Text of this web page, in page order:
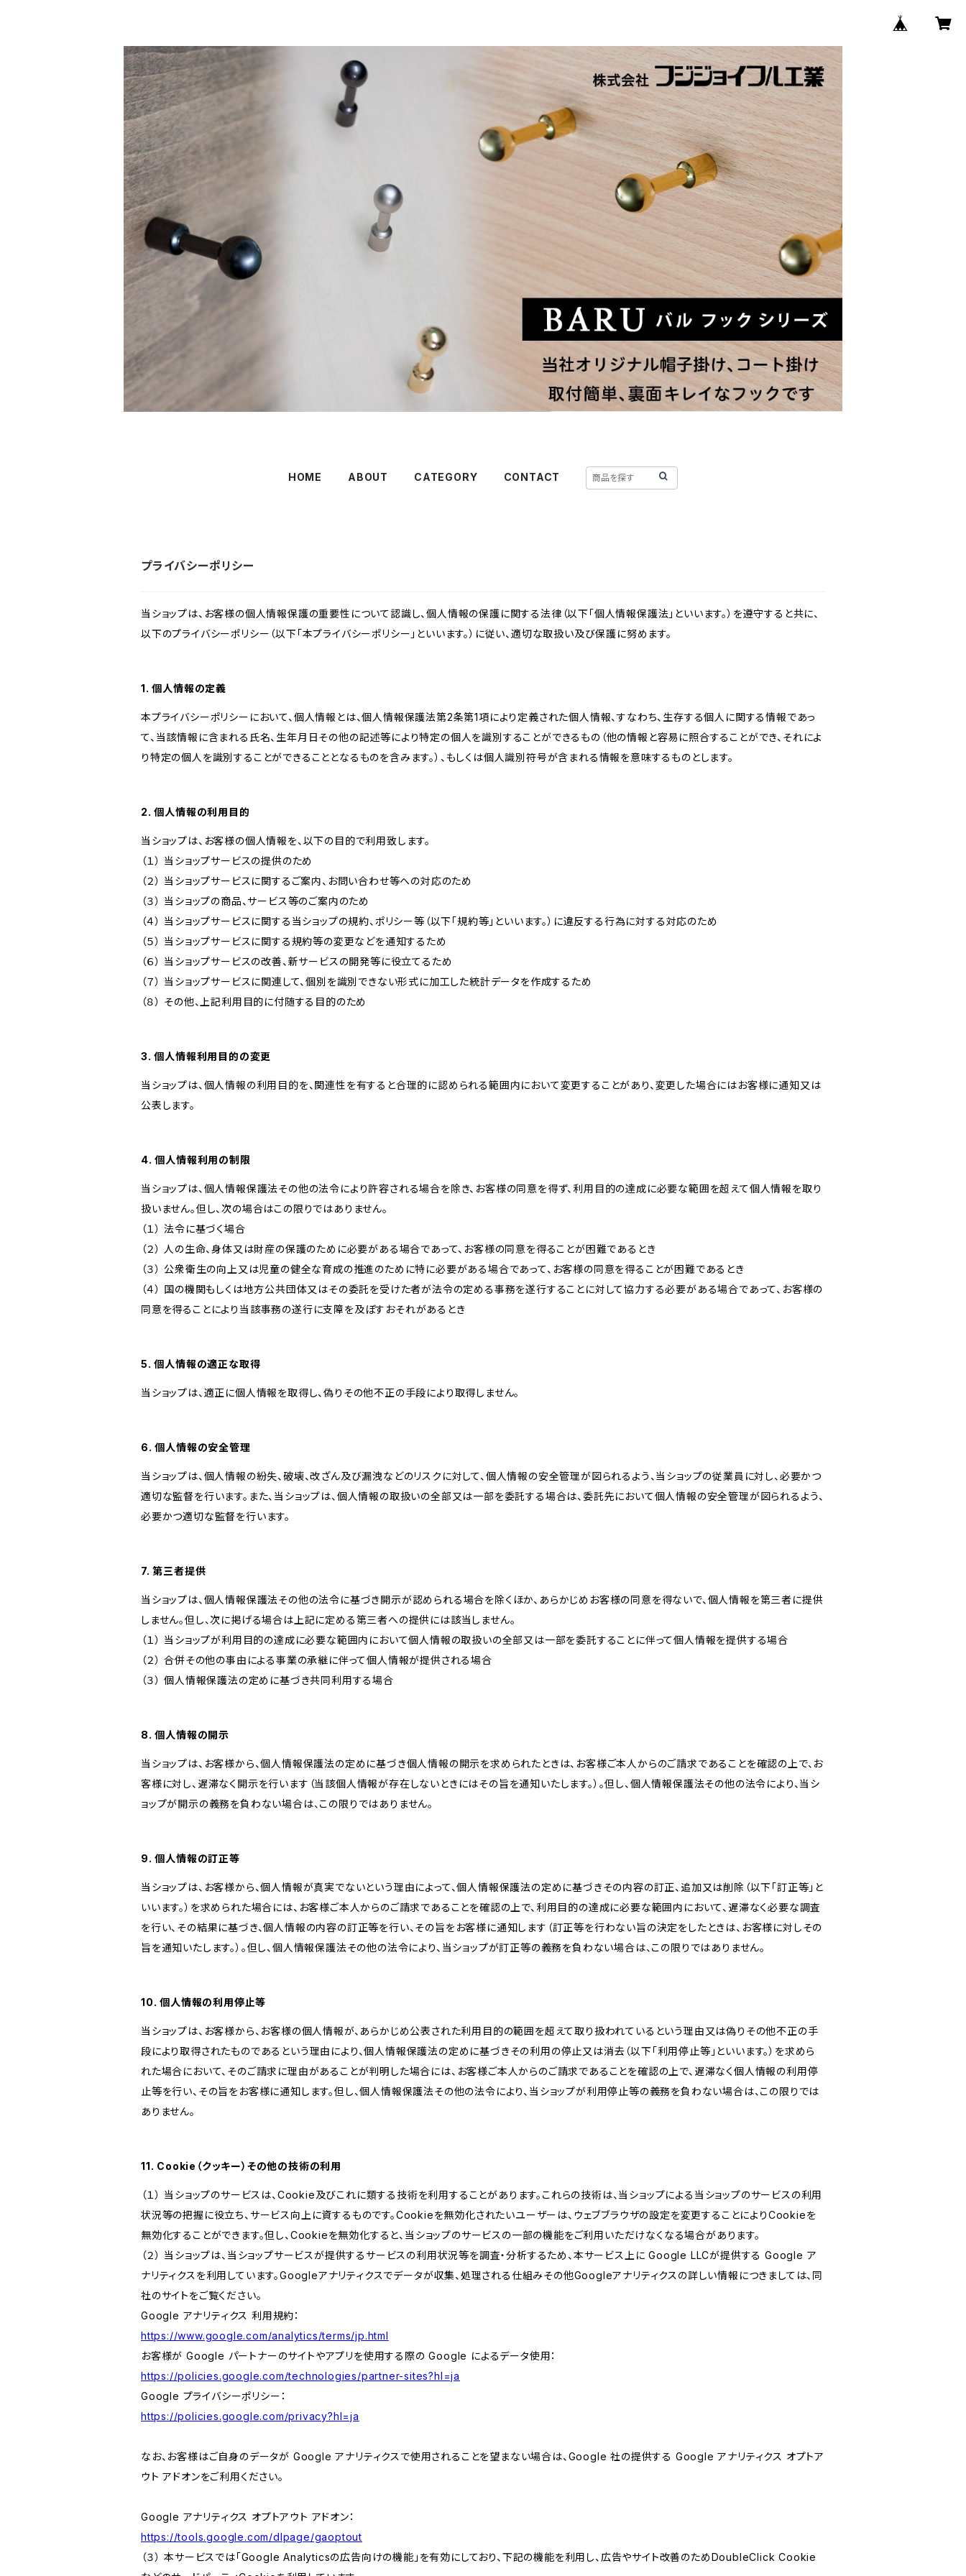
HOME ABOUT CATEGORY CONTACT
プライバシーポリシー
当ショップは、お客様の個人情報保護の重要性について認識し、個人情報の保護に関する法律（以下「個人情報保護法」といいます。）を遵守すると共に、
以下のプライバシーポリシー（以下「本プライバシーポリシー」といいます。）に従い、適切な取扱い及び保護に努めます。
1. 個人情報の定義
本プライバシーポリシーにおいて、個人情報とは、個人情報保護法第2条第1項により定義された個人情報、すなわち、生存する個人に関する情報であっ
て、当該情報に含まれる氏名、生年月日その他の記述等により特定の個人を識別することができるもの（他の情報と容易に照合することができ、それによ
り特定の個人を識別することができることとなるものを含みます。）、もしくは個人識別符号が含まれる情報を意味するものとします。
2. 個人情報の利用目的
当ショップは、お客様の個人情報を、以下の目的で利用致します。
（１） 当ショップサービスの提供のため
（２） 当ショップサービスに関するご案内、お問い合わせ等への対応のため
（３） 当ショップの商品、サービス等のご案内のため
（４） 当ショップサービスに関する当ショップの規約、ポリシー等（以下「規約等」といいます。）に違反する行為に対する対応のため
（５） 当ショップサービスに関する規約等の変更などを通知するため
（６） 当ショップサービスの改善、新サービスの開発等に役立てるため
（７） 当ショップサービスに関連して、個別を識別できない形式に加工した統計データを作成するため
（８） その他、上記利用目的に付随する目的のため
3. 個人情報利用目的の変更
当ショップは、個人情報の利用目的を、関連性を有すると合理的に認められる範囲内において変更することがあり、変更した場合にはお客様に通知又は
公表します。
4. 個人情報利用の制限
当ショップは、個人情報保護法その他の法令により許容される場合を除き、お客様の同意を得ず、利用目的の達成に必要な範囲を超えて個人情報を取り
扱いません。但し、次の場合はこの限りではありません。
（１） 法令に基づく場合
（２） 人の生命、身体又は財産の保護のために必要がある場合であって、お客様の同意を得ることが困難であるとき
（３） 公衆衛生の向上又は児童の健全な育成の推進のために特に必要がある場合であって、お客様の同意を得ることが困難であるとき
（４） 国の機関もしくは地方公共団体又はその委託を受けた者が法令の定める事務を遂行することに対して協力する必要がある場合であって、お客様の
同意を得ることにより当該事務の遂行に支障を及ぼすおそれがあるとき
5. 個人情報の適正な取得
当ショップは、適正に個人情報を取得し、偽りその他不正の手段により取得しません。
6. 個人情報の安全管理
当ショップは、個人情報の紛失、破壊、改ざん及び漏洩などのリスクに対して、個人情報の安全管理が図られるよう、当ショップの従業員に対し、必要かつ
適切な監督を行います。また、当ショップは、個人情報の取扱いの全部又は一部を委託する場合は、委託先において個人情報の安全管理が図られるよう、
必要かつ適切な監督を行います。
7. 第三者提供
当ショップは、個人情報保護法その他の法令に基づき開示が認められる場合を除くほか、あらかじめお客様の同意を得ないで、個人情報を第三者に提供
しません。但し、次に掲げる場合は上記に定める第三者への提供には該当しません。
（１） 当ショップが利用目的の達成に必要な範囲内において個人情報の取扱いの全部又は一部を委託することに伴って個人情報を提供する場合
（２） 合併その他の事由による事業の承継に伴って個人情報が提供される場合
（３） 個人情報保護法の定めに基づき共同利用する場合
8. 個人情報の開示
当ショップは、お客様から、個人情報保護法の定めに基づき個人情報の開示を求められたときは、お客様ご本人からのご請求であることを確認の上で、お
客様に対し、遅滞なく開示を行います（当該個人情報が存在しないときにはその旨を通知いたします。）。但し、個人情報保護法その他の法令により、当シ
ョップが開示の義務を負わない場合は、この限りではありません。
9. 個人情報の訂正等
当ショップは、お客様から、個人情報が真実でないという理由によって、個人情報保護法の定めに基づきその内容の訂正、追加又は削除（以下「訂正等」と
いいます。）を求められた場合には、お客様ご本人からのご請求であることを確認の上で、利用目的の達成に必要な範囲内において、遅滞なく必要な調査
を行い、その結果に基づき、個人情報の内容の訂正等を行い、その旨をお客様に通知します（訂正等を行わない旨の決定をしたときは、お客様に対しその
旨を通知いたします。）。但し、個人情報保護法その他の法令により、当ショップが訂正等の義務を負わない場合は、この限りではありません。
10. 個人情報の利用停止等
当ショップは、お客様から、お客様の個人情報が、あらかじめ公表された利用目的の範囲を超えて取り扱われているという理由又は偽りその他不正の手
段により取得されたものであるという理由により、個人情報保護法の定めに基づきその利用の停止又は消去（以下「利用停止等」といいます。）を求めら
れた場合において、そのご請求に理由があることが判明した場合には、お客様ご本人からのご請求であることを確認の上で、遅滞なく個人情報の利用停
止等を行い、その旨をお客様に通知します。但し、個人情報保護法その他の法令により、当ショップが利用停止等の義務を負わない場合は、この限りでは
ありません。
11. Cookie（クッキー）その他の技術の利用
（１） 当ショップのサービスは、Cookie及びこれに類する技術を利用することがあります。これらの技術は、当ショップによる当ショップのサービスの利用
状況等の把握に役立ち、サービス向上に資するものです。Cookieを無効化されたいユーザーは、ウェブブラウザの設定を変更することによりCookieを
無効化することができます。但し、Cookieを無効化すると、当ショップのサービスの一部の機能をご利用いただけなくなる場合があります。
（２） 当ショップは、当ショップサービスが提供するサービスの利用状況等を調査・分析するため、本サービス上に Google LLCが提供する Google ア
ナリティクスを利用しています。Googleアナリティクスでデータが収集、処理される仕組みその他Googleアナリティクスの詳しい情報につきましては、同
社のサイトをご覧ください。
Google アナリティクス 利用規約：
https://www.google.com/analytics/terms/jp.html
お客様が Google パートナーのサイトやアプリを使用する際の Google によるデータ使用：
https://policies.google.com/technologies/partner-sites?hl=ja
Google プライバシーポリシー：
https://policies.google.com/privacy?hl=ja
なお、お客様はご自身のデータが Google アナリティクスで使用されることを望まない場合は、Google 社の提供する Google アナリティクス オプトア
ウト アドオンをご利用ください。
Google アナリティクス オプトアウト アドオン：
https://tools.google.com/dlpage/gaoptout
（３） 本サービスでは「Google Analyticsの広告向けの機能」を有効にしており、下記の機能を利用し、広告やサイト改善のためDoubleClick Cookie